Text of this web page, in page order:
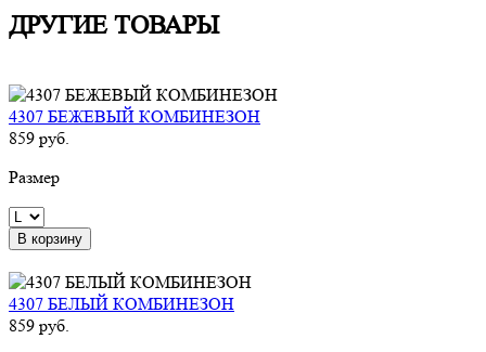
ДРУГИЕ ТОВАРЫ
4307 БЕЖЕВЫЙ КОМБИНЕЗОН
859 руб.
Размер
В корзину
4307 БЕЛЫЙ КОМБИНЕЗОН
859 руб.